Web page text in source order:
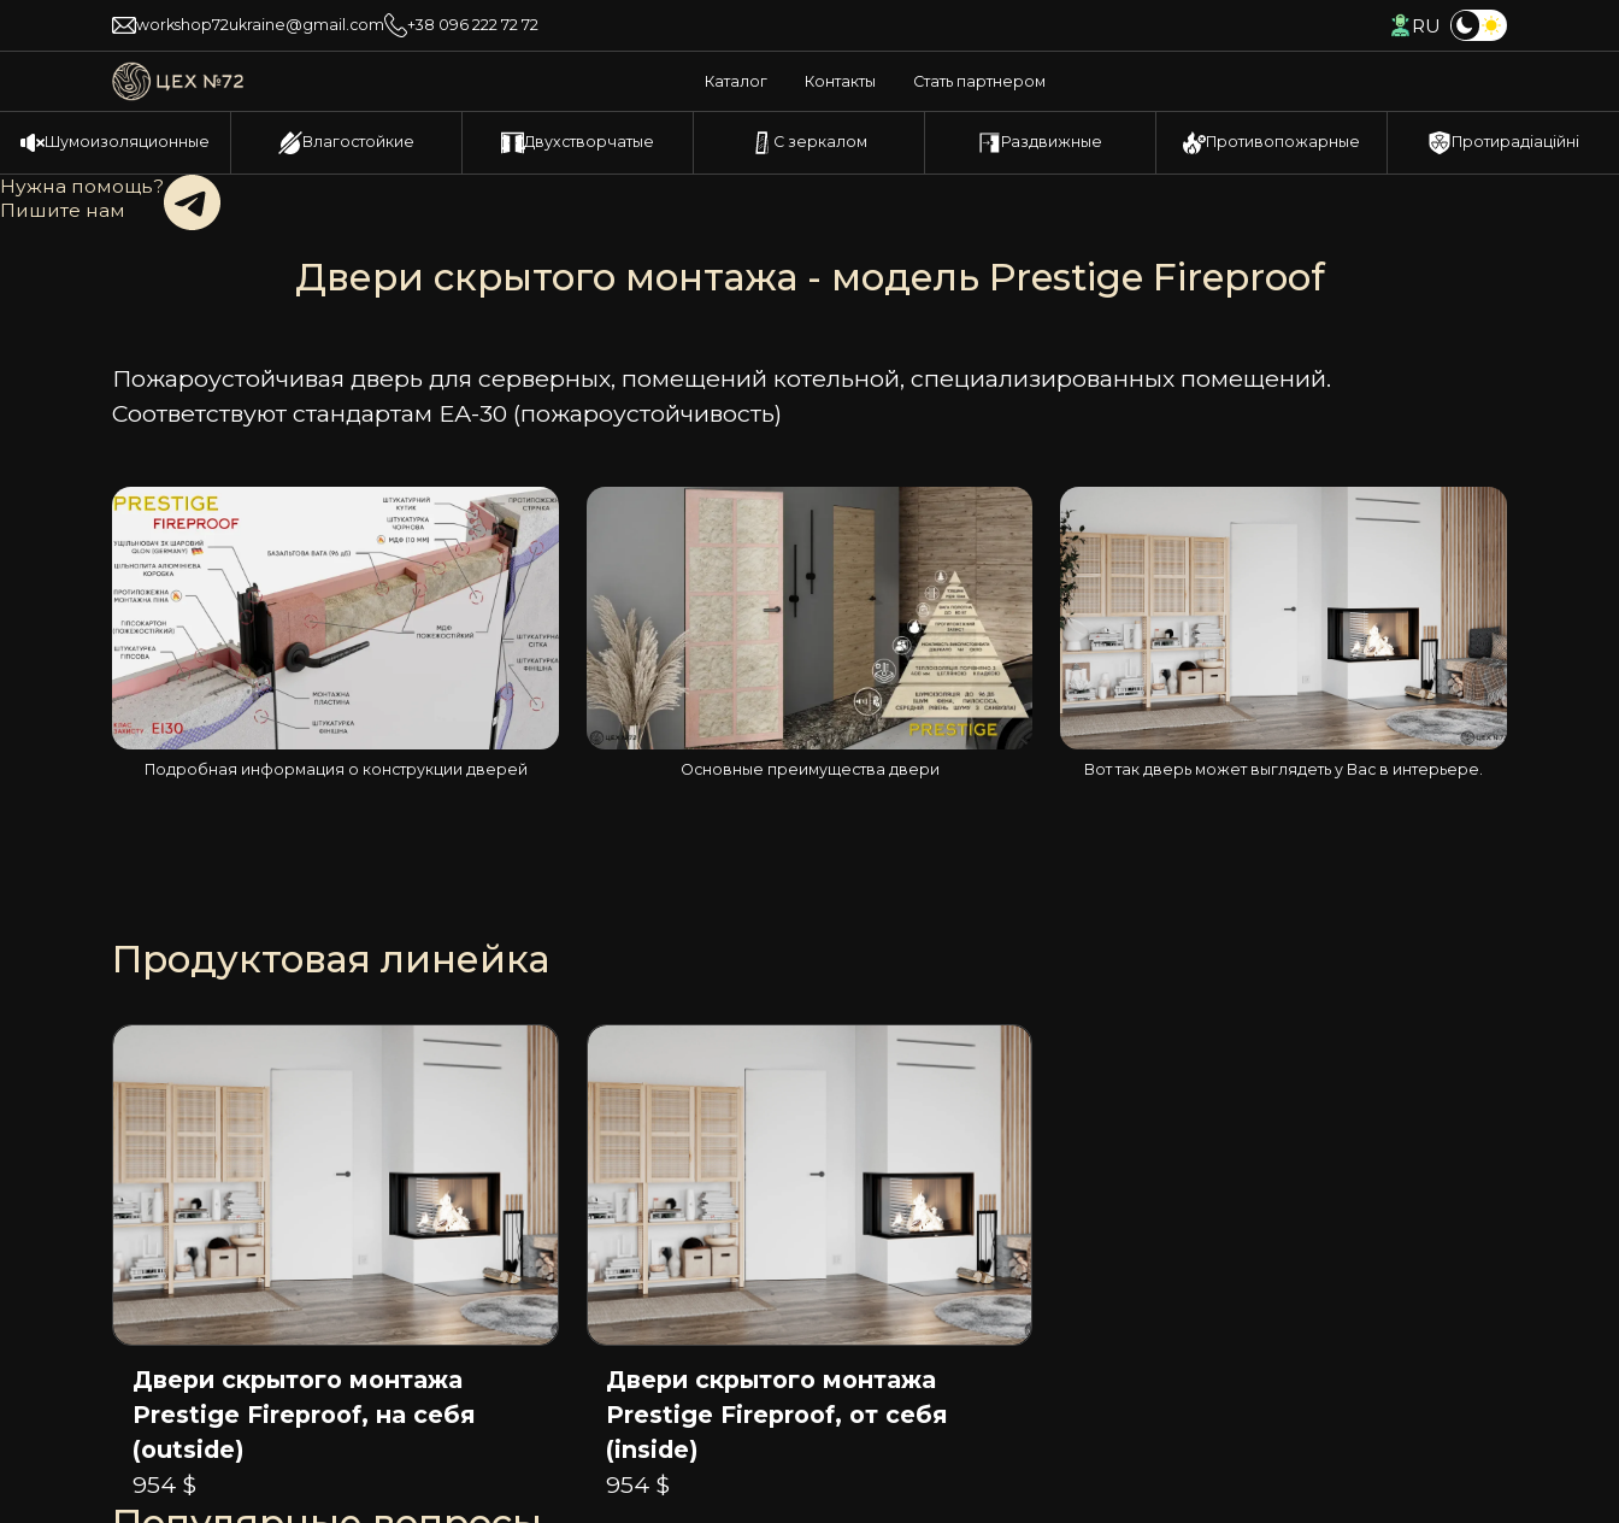
workshop72ukraine@gmail.com +38 096 222 72 72 RU
Каталог Контакты Стать партнером
Шумоизоляционные Влагостойкие Двухстворчатые С зеркалом Раздвижные Противопожарные Протирадіаційні
Нужна помощь?
Пишите нам
Двери скрытого монтажа - модель Prestige Fireproof
Пожароустойчивая дверь для серверных, помещений котельной, специализированных помещений.
Соответствуют стандартам ЕА-30 (пожароустойчивость)
Подробная информация о конструкции дверей Основные преимущества двери Вот так дверь может выглядеть у Вас в интерьере.
Продуктовая линейка
Двери скрытого монтажа
Prestige Fireproof, на себя
(outside)
954 $
Двери скрытого монтажа
Prestige Fireproof, от себя
(inside)
954 $